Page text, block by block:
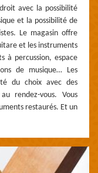
avec la possibilité
et la possibilité de
Le magasin offre
et les instruments
à percussion, espace
de musique… Les
du choix avec des
rendez-vous. Vous
restaurés. Et un